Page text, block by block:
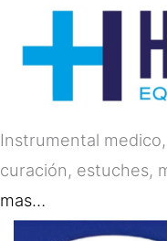
Instrumental
curación, estuches,
mas…